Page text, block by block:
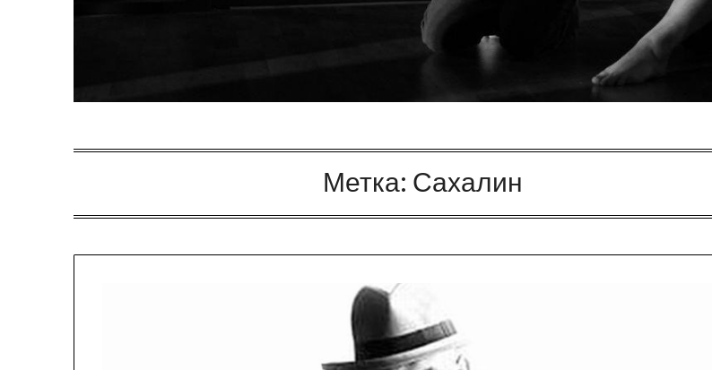
Метка: Сахалин